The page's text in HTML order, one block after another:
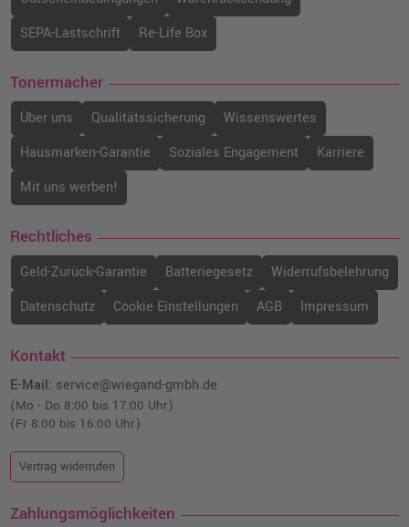
SEPA-Lastschrift
Re-Life Box
Tonermacher
Über uns Qualitätssicherung
Wissenswertes
Hausmarken-Garantie
Soziales Engagement
Karriere
Mit uns werben!
Rechtliches
Geld-Zurück-Garantie Batteriegesetz
Widerrufsbelehrung
Datenschutz
Cookie Einstellungen AGB Impressum
Kontakt
E-Mail: service@wiegand-gmbh.de
(Mo - Do 8:00 bis 17:00 Uhr)
(Fr 8:00 bis 16:00 Uhr)
Vertrag widerrufen
Zahlungsmöglichkeiten